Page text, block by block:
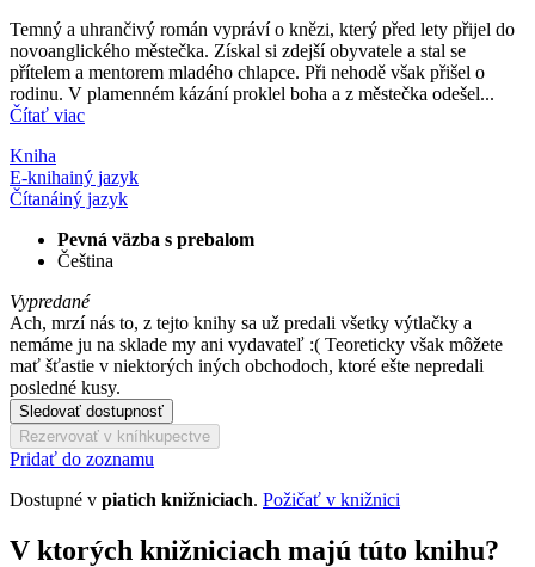
Temný a uhrančivý román vypráví o knězi, který před lety přijel do
novoanglického městečka. Získal si zdejší obyvatele a stal se
přítelem a mentorem mladého chlapce. Při nehodě však přišel o
rodinu. V plamenném kázání proklel boha a z městečka odešel...
Čítať viac
Kniha
E-knihainý jazyk
Čítanáiný jazyk
Pevná väzba s prebalom
Čeština
Vypredané
Ach, mrzí nás to, z tejto knihy sa už predali všetky výtlačky a
nemáme ju na sklade my ani vydavateľ :( Teoreticky však môžete
mať šťastie v niektorých iných obchodoch, ktoré ešte nepredali
posledné kusy.
Sledovať dostupnosť
Rezervovať v kníhkupectve
Pridať do zoznamu
Dostupné v piatich knižniciach. Požičať v knižnici
V ktorých knižniciach majú túto knihu?